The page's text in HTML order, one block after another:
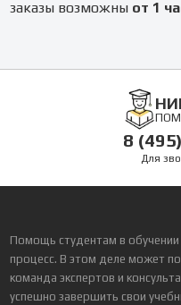
заказы возможны от 1
8
Для
Помощь студентам в
процесс. В этом деле может
команда экспертов и
успешно завершить свои